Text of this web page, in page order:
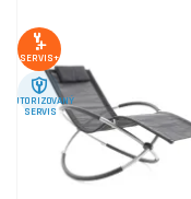
SERVIS+
AUTORIZOVANÝ
SERVIS